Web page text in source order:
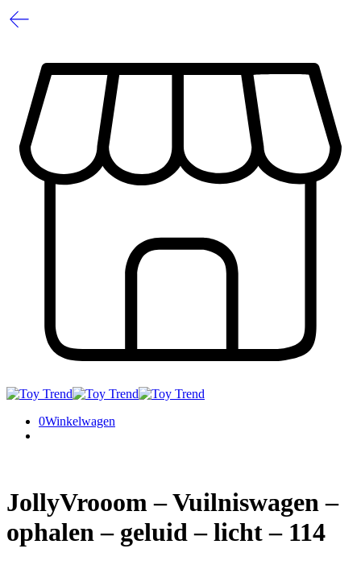
0Winkelwagen
JollyVrooom – Vuilniswagen –
ophalen – geluid – licht – 114